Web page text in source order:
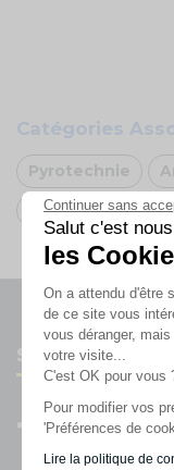
Continuer sans
Salut c'est
les
On a attendu d'être
de ce site vous
vous déranger,
votre visite...
C'est OK pour vous
Pour modifier vos
'Préférences de
Lire la politique de
Catégories
Pyrotechnie
Arche de ballon
Suivez-nous